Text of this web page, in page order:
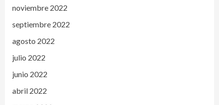
noviembre 2022
septiembre 2022
agosto 2022
julio 2022
junio 2022
abril 2022